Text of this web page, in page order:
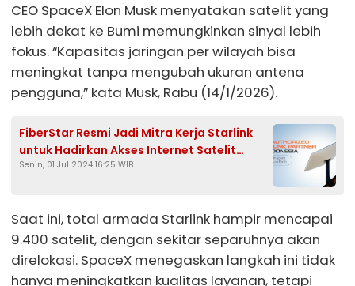
CEO SpaceX Elon Musk menyatakan satelit yang
lebih dekat ke Bumi memungkinkan sinyal lebih
fokus. “Kapasitas jaringan per wilayah bisa
meningkat tanpa mengubah ukuran antena
pengguna,” kata Musk, Rabu (14/1/2026).
FiberStar Resmi Jadi Mitra Kerja Starlink
untuk Hadirkan Akses Internet Satelit
Hingga ke Pelosok Indonesia
Senin, 01 Jul 2024 16:25 WIB
Saat ini, total armada Starlink hampir mencapai
9.400 satelit, dengan sekitar separuhnya akan
direlokasi. SpaceX menegaskan langkah ini tidak
hanya meningkatkan kualitas layanan, tetapi